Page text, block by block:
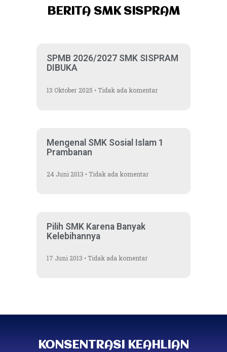
BERITA SMK SISPRAM
SPMB 2026/2027 SMK SISPRAM
DIBUKA
13 Oktober 2025 Tidak ada komentar
Mengenal SMK Sosial Islam 1
Prambanan
24 Juni 2013 Tidak ada komentar
Pilih SMK Karena Banyak
Kelebihannya
17 Juni 2013 Tidak ada komentar
KONSENTRASI KEAHLIAN